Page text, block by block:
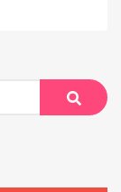
Suche